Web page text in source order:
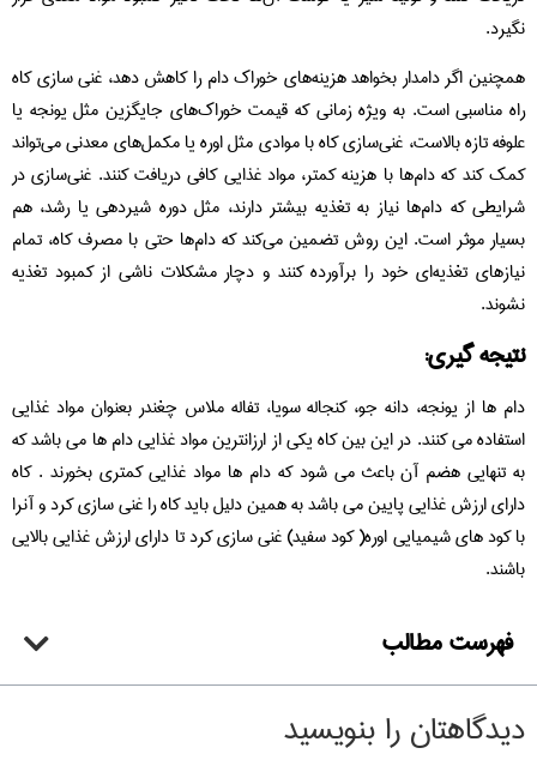
نگیرد.
همچنین اگر دامدار بخواهد هزینه‌های خوراک دام را کاهش دهد، غنی‌ سازی کاه
راه مناسبی است. به ویژه زمانی که قیمت خوراک‌های جایگزین مثل یونجه یا
علوفه تازه بالاست، غنی‌سازی کاه با موادی مثل اوره یا مکمل‌های معدنی می‌تواند
کمک کند که دام‌ها با هزینه کمتر، مواد غذایی کافی دریافت کنند. غنی‌سازی در
شرایطی که دام‌ها نیاز به تغذیه بیشتر دارند، مثل دوره شیردهی یا رشد، هم
بسیار موثر است. این روش تضمین می‌کند که دام‌ها حتی با مصرف کاه، تمام
نیازهای تغذیه‌ای خود را برآورده کنند و دچار مشکلات ناشی از کمبود تغذیه
نشوند.
نتیجه گیری:
دام ها از یونجه، دانه جو، کنجاله سویا، تفاله ملاس چغندر بعنوان مواد غذایی
استفاده می کنند. در این بین کاه یکی از ارزانترین مواد غذایی دام ها می باشد که
به تنهایی هضم آن باعث می شود که دام ها مواد غذایی کمتری بخورند . کاه
دارای ارزش غذایی پایین می باشد به همین دلیل باید کاه را غنی سازی کرد و آنرا
با کود های شیمیایی اوره( کود سفید) غنی سازی کرد تا دارای ارزش غذایی بالایی
باشند.
فهرست مطالب
دیدگاهتان را بنویسید